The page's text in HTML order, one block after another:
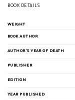
product
BOOK DETAILS
WEIGHT
BOOK AUTHOR
AUTHOR'S YEAR OF DEATH
PUBLISHER
EDITION
YEAR PUBLISHED